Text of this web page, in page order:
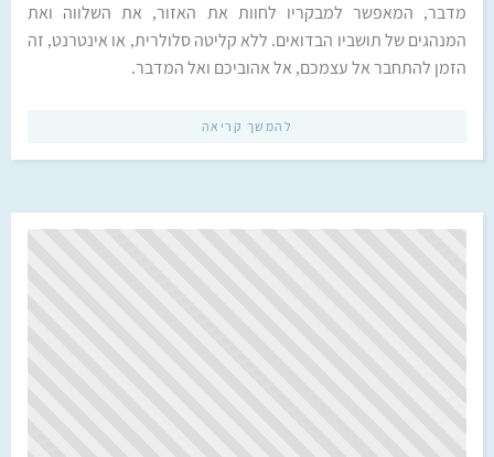
מדבר, המאפשר למבקריו לחוות את האזור, את השלווה ואת
המנהגים של תושביו הבדואים. ללא קליטה סלולרית, או אינטרנט, זה
הזמן להתחבר אל עצמכם, אל אהוביכם ואל המדבר.
להמשך קריאה